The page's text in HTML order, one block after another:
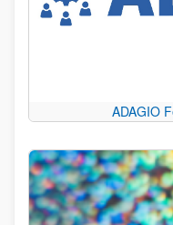
ADAGIO